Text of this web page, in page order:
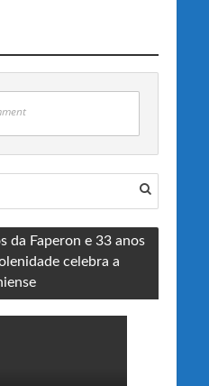
da Faperon e 33 anos
celebra a